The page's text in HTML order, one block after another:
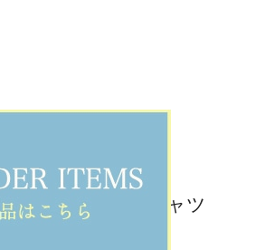
フレームロゴTシャツ